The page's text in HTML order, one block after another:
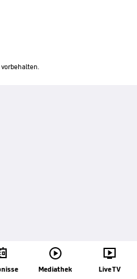

Mediathek

Live TV